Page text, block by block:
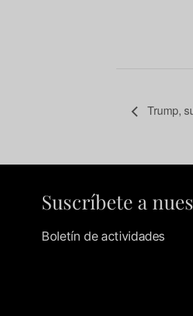
Trump,
Suscríbete a
Boletín de actividades